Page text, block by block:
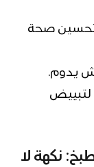
وتحسين صحة
يدوم.
نكهة لا